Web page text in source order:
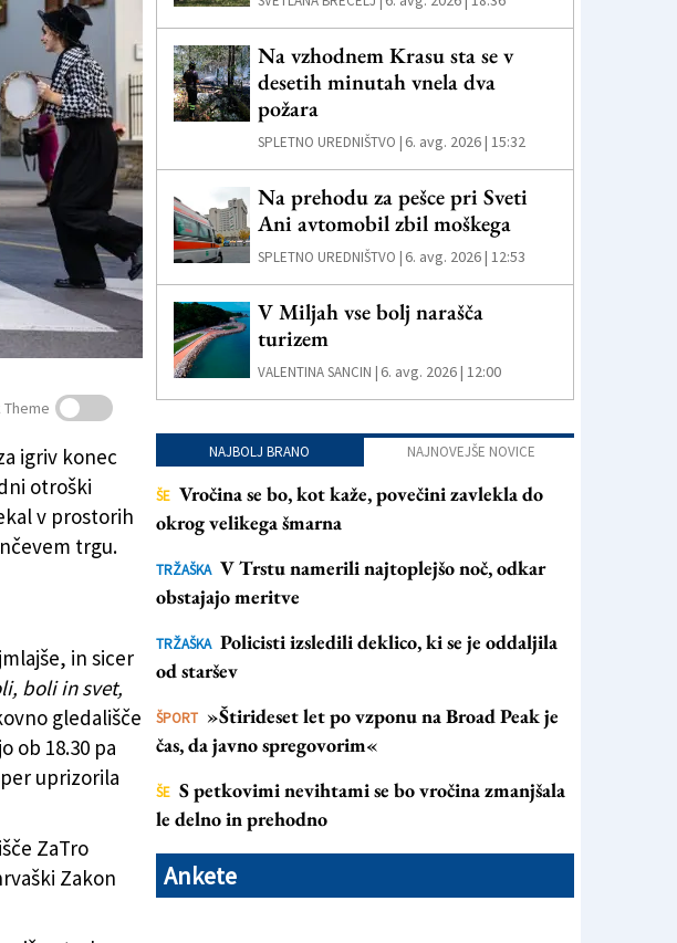
Theme
igriv konec
otroški
v prostorih
trgu.
in sicer
boli in svet,
gledališče
ob 18.30 pa
uprizorila
ZaTro
Zakon
Na vzhodnem Krasu sta se v
desetih minutah vnela dva
požara
SPLETNO UREDNIŠTVO | 6. avg. 2026 | 15:32
Na prehodu za pešce pri Sveti
Ani avtomobil zbil moškega
SPLETNO UREDNIŠTVO | 6. avg. 2026 | 12:53
V Miljah vse bolj narašča
turizem
VALENTINA SANCIN | 6. avg. 2026 | 12:00
NAJBOLJ BRANO NAJNOVEJŠE NOVICE
ŠE Vročina se bo, kot kaže, povečini zavlekla do
okrog velikega šmarna
TRŽAŠKA V Trstu namerili najtoplejšo noč, odkar
obstajajo meritve
TRŽAŠKA Policisti izsledili deklico, ki se je oddaljila
od staršev
ŠPORT »Štirideset let po vzponu na Broad Peak je
čas, da javno spregovorim«
ŠE S petkovimi nevihtami se bo vročina zmanjšala
le delno in prehodno
Ankete